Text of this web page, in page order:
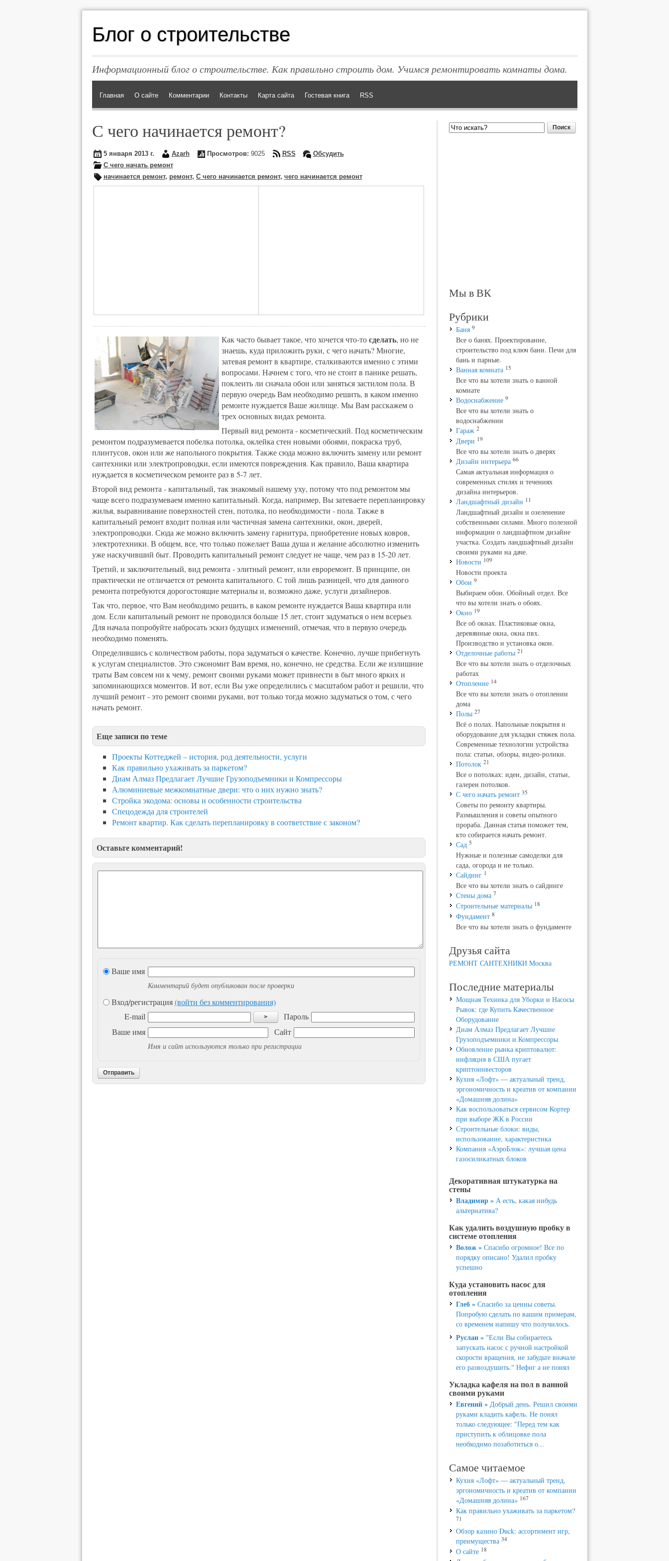
Блог о строительстве
Информационный блог о строительстве. Как правильно строить дом. Учимся ремонтировать комнаты дома.
Главная О сайте Комментарии Контакты Карта сайта Гостевая книга RSS
С чего начинается ремонт?
5 января 2013 г. Azarh Просмотров: 9025 RSS
Обсудить
С чего начать ремонт
начинается ремонт, ремонт, С чего начинается ремонт, чего начинается ремонт
Как часто бывает такое, что хочется что-тосделать, но не
знаешь, куда приложить руки, с чего начать? Многие,
затевая ремонт в квартире, сталкиваются именно с этими
вопросами. Начнем с того, что не стоит в панике решать,
поклеить ли сначала обои или заняться застилом пола. В
первую очередь Вам необходимо решить, в каком именно
ремонте нуждается Ваше жилище. Мы Вам расскажем о
трех основных видах ремонта.
Первый вид ремонта - косметический. Под косметическим
ремонтом подразумевается побелка потолка, оклейка стен новыми обоями, покраска труб,
плинтусов, окон или же напольного покрытия. Также сюда можно включить замену или ремонт
сантехники или электропроводки, если имеются повреждения. Как правило, Ваша квартира
нуждается в косметическом ремонте раз в 5-7 лет.
Второй вид ремонта - капитальный, так знакомый нашему уху, потому что под ремонтом мы
чаще всего подразумеваем именно капитальный. Когда, например, Вы затеваете перепланировку
жилья, выравнивание поверхностей стен, потолка, по необходимости - пола. Также в
капитальный ремонт входит полная или частичная замена сантехники, окон, дверей,
электропроводки. Сюда же можно включить замену гарнитура, приобретение новых ковров,
электротехники. В общем, все, что только пожелает Ваша душа и желание абсолютно изменить
уже наскучивший быт. Проводить капитальный ремонт следует не чаще, чем раз в 15-20 лет.
Третий, и заключительный, вид ремонта - элитный ремонт, или евроремонт. В принципе, он
практически не отличается от ремонта капитального. С той лишь разницей, что для данного
ремонта потребуются дорогостоящие материалы и, возможно даже, услуги дизайнеров.
Так что, первое, что Вам необходимо решить, в каком ремонте нуждается Ваша квартира или
дом. Если капитальный ремонт не проводился больше 15 лет, стоит задуматься о нем всерьез.
Для начала попробуйте набросать эскиз будущих изменений, отмечая, что в первую очередь
необходимо поменять.
Определившись с количеством работы, пора задуматься о качестве. Конечно, лучше прибегнуть
к услугам специалистов. Это сэкономит Вам время, но, конечно, не средства. Если же излишние
траты Вам совсем ни к чему, ремонт своими руками может привнести в быт много ярких и
запоминающихся моментов. И вот, если Вы уже определились с масштабом работ и решили, что
лучший ремонт - это ремонт своими руками, вот только тогда можно задуматься о том, с чего
начать ремонт.
Еще записи по теме
Проекты Коттеджей – история, род деятельности, услуги
Как правильно ухаживать за паркетом?
Диам Алмаз Предлагает Лучшие Грузоподъемники и Компрессоры
Алюминиевые межкомнатные двери: что о них нужно знать?
Стройка экодома: основы и особенности строительства
Спецодежда для строителей
Ремонт квартир. Как сделать перепланировку в соответствие с законом?
Оставьте комментарий!
Ваше имя
Комментарий будет опубликован после проверки
Вход/регистрация(войти без комментирования)
E-mail
>
Пароль
Ваше имя
Сайт
Имя и сайт используются только при регистрации
Отправить
Поиск
Мы в ВК
Рубрики
Баня 9
Все о банях. Проектирование,
строительство под ключ бани. Печи для
бань и парные.
Ванная комната 15
Все что вы хотели знать о ванной
комнате
Водоснабжение 9
Все что вы хотели знать о
водоснабжении
Гараж 2
Двери 19
Все что вы хотели знать о дверях
Дизайн интерьера 66
Самая актуальная информация о
современных стилях и течениях
дизайна интерьеров.
Ландшафтный дизайн 11
Ландшафтный дизайн и озеленение
собственными силами. Много полезной
информации о ландшафтном дизайне
участка. Создать ландшафтный дизайн
своими руками на даче.
Новости 109
Новости проекта
Обои 9
Выбираем обои. Обойный отдел. Все
что вы хотели знать о обоях.
Окно 19
Все об окнах. Пластиковые окна,
деревянные окна, окна пвх.
Производство и установка окон.
Отделочные работы 21
Все что вы хотели знать о отделочных
работах
Отопление 14
Все что вы хотели знать о отоплении
дома
Полы 27
Всё о полах. Напольные покрытия и
оборудование для укладки стяжек пола.
Современные технологии устройства
пола: статьи, обзоры, видео-ролики.
Потолок 21
Все о потолках: идеи, дизайн, статьи,
галереи потолков.
С чего начать ремонт 35
Советы по ремонту квартиры.
Размышления и советы опытного
прораба. Данная статья поможет тем,
кто собирается начать ремонт.
Сад 5
Нужные и полезные самоделки для
сада, огорода и не только.
Сайдинг 1
Все что вы хотели знать о сайдинге
Стены дома 7
Строительные материалы 18
Фундамент 8
Все что вы хотели знать о фундаменте
Друзья сайта
РЕМОНТ САНТЕХНИКИ Москва
Последние материалы
Мощная Техника для Уборки и Насосы
Рывок: где Купить Качественное
Оборудование
Диам Алмаз Предлагает Лучшие
Грузоподъемники и Компрессоры
Обновление рынка криптовалют:
инфляция в США пугает
криптоинвесторов
Кухня «Лофт» — актуальный тренд,
эргономичность и креатив от компании
«Домашняя долина»
Как воспользоваться сервисом Кортер
при выборе ЖК в России
Строительные блоки: виды,
использование, характеристика
Компания «АэроБлок»: лучшая цена
газосиликатных блоков
Декоративная штукатурка на
стены
Владимир »А есть, какая нибудь
альтернатива?
Как удалить воздушную пробку в
системе отопления
Волож »Спасибо огромное! Все по
порядку описано! Удалил пробку
успешно
Куда установить насос для
отопления
Глеб »Спасибо за ценны советы.
Попробую сделать по вашим примерам,
со временем напишу что получилось.
Руслан »"Если Вы собираетесь
запускать насос с ручной настройкой
скорости вращения, не забудьте вначале
его развоздушить." Нефиг а не понял
Укладка кафеля на пол в ванной
своими руками
Евгений »Добрый день. Решил своими
руками кладить кафель. Не понял
только следующее: "Перед тем как
приступить к облицовке пола
необходимо позаботиться о...
Самое читаемое
Кухня «Лофт» — актуальный тренд,
эргономичность и креатив от компании
«Домашняя долина» 167
Как правильно ухаживать за паркетом?
71
Обзор казино Duck: ассортимент игр,
преимущества 34
О сайте 18